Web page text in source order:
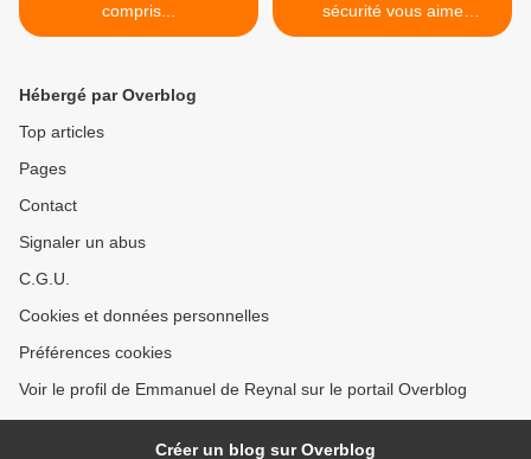
compris...
sécurité vous aime
tendrement... >
Hébergé par Overblog
Top articles
Pages
Contact
Signaler un abus
C.G.U.
Cookies et données personnelles
Préférences cookies
Voir le profil de Emmanuel de Reynal sur le portail Overblog
Créer un blog sur Overblog